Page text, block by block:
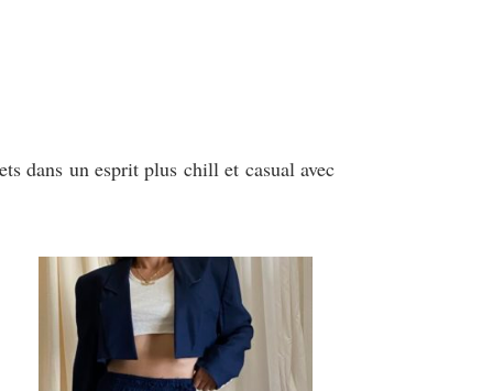
dans un esprit plus chill et casual avec